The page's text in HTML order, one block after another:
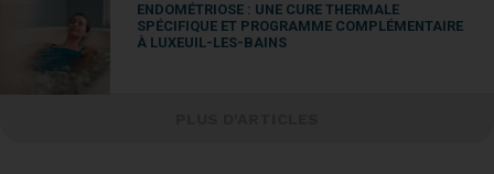
ENDOMÉTRIOSE : UNE CURE THERMALE
SPÉCIFIQUE ET PROGRAMME COMPLÉMENTAIRE
À LUXEUIL-LES-BAINS